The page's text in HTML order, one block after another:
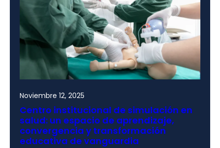
Noviembre 12, 2025
Centro institucional de simulación en
salud: un espacio de aprendizaje,
convergencia y transformación
educativa de vanguardia